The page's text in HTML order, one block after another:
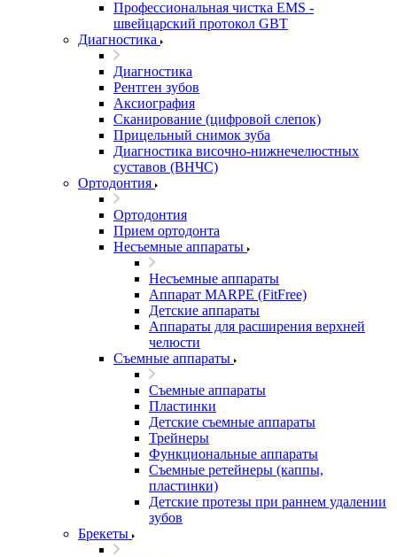
Профессиональная чистка EMS -
швейцарский протокол GBT
Диагностика
Диагностика
Рентген зубов
Аксиография
Сканирование (цифровой слепок)
Прицельный снимок зуба
Диагностика височно-нижнечелюстных
суставов (ВНЧС)
Ортодонтия
Ортодонтия
Прием ортодонта
Несъемные аппараты
Несъемные аппараты
Аппарат MARPE (FitFree)
Детские аппараты
Аппараты для расширения верхней
челюсти
Съемные аппараты
Съемные аппараты
Пластинки
Детские съемные аппараты
Трейнеры
Функциональные аппараты
Съемные ретейнеры (каппы,
пластинки)
Детские протезы при раннем удалении
зубов
Брекеты